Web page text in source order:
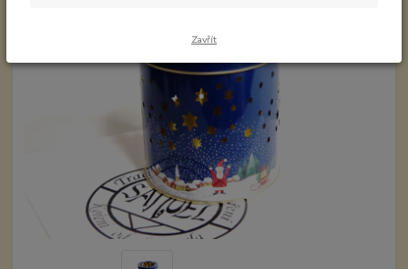
Zavřít